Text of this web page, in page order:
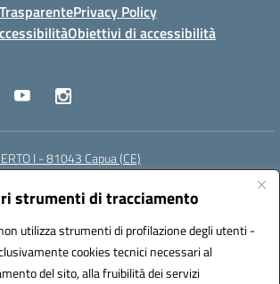
strumenti di tracciamento
utilizza strumenti di profilazione degli utenti -
cookies tecnici necessari al
del sito, alla fruibilità dei servizi
Privacy Policy
Obiettivi di accessibilità
I - 81043 Capua (CE)
(PEC):cepm03000d@pec.istruzione.it
CEPM03000D
Amministrazioni (IPA): istsc_cepm03000d